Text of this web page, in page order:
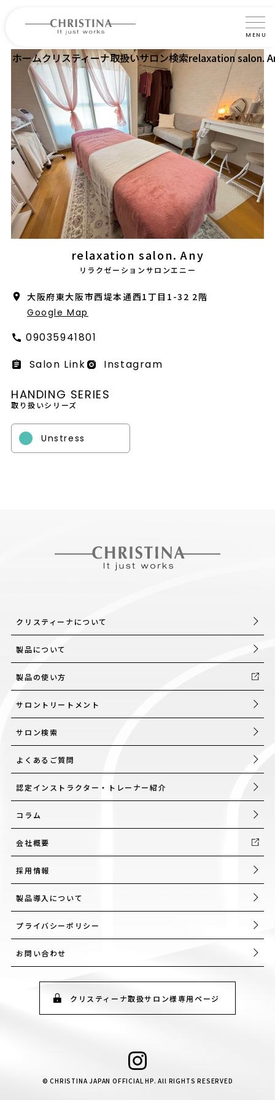
MENU
クリスティーナについて
製品について
製品の使い方
サロントリートメント
サロン検索
よくあるご質問
認定インストラクター・トレーナー紹介
採用情報
製品導入について
お問い合わせ
プライバシーポリシー
ホームクリスティーナ取扱いサロン検索relaxation salon.
relaxation salon. Any
リラクゼーションサロンエニー
大阪府東大阪市西堤本通西1丁目1-32 2階
Google Map
09035941801
Salon Link
Instagram
HANDING SERIES
取り扱いシリーズ
Unstress
クリスティーナについて
製品について
製品の使い方
サロントリートメント
サロン検索
よくあるご質問
認定インストラクター・トレーナー紹介
コラム
会社概要
採用情報
製品導入について
プライバシーポリシー
お問い合わせ
クリスティーナ取扱サロン様専用ページ
© CHRISTINA JAPAN OFFICIAL HP. All RIGHTS RESERVED